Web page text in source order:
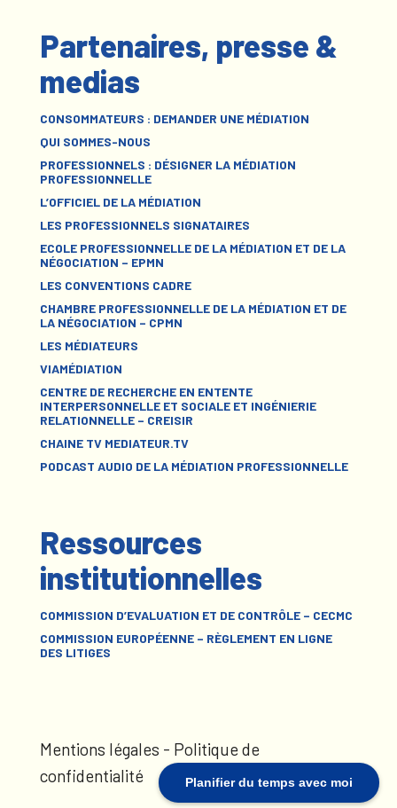
Planifier du temps avec moi
Partenaires, presse &
medias
CONSOMMATEURS : DEMANDER UNE MÉDIATION
QUI SOMMES-NOUS
PROFESSIONNELS : DÉSIGNER LA MÉDIATION
PROFESSIONNELLE
L’OFFICIEL DE LA MÉDIATION
LES PROFESSIONNELS SIGNATAIRES
ECOLE PROFESSIONNELLE DE LA MÉDIATION ET DE LA
NÉGOCIATION – EPMN
LES CONVENTIONS CADRE
CHAMBRE PROFESSIONNELLE DE LA MÉDIATION ET DE
LA NÉGOCIATION – CPMN
LES MÉDIATEURS
VIAMÉDIATION
CENTRE DE RECHERCHE EN ENTENTE
INTERPERSONNELLE ET SOCIALE ET INGÉNIERIE
RELATIONNELLE – CREISIR
CHAINE TV MEDIATEUR.TV
PODCAST AUDIO DE LA MÉDIATION PROFESSIONNELLE
Ressources
institutionnelles
COMMISSION D’EVALUATION ET DE CONTRÔLE – CECMC
COMMISSION EUROPÉENNE – RÈGLEMENT EN LIGNE
DES LITIGES
Mentions légales - Politique de
confidentialité